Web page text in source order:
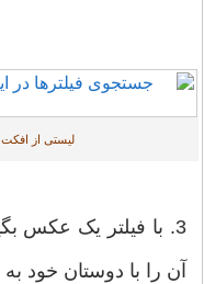
لیستی از افکت
3. با فیلتر یک عکس
آن را با دوستان خود